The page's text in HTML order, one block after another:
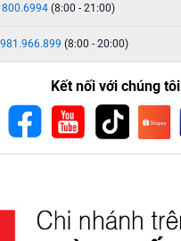
(8:00 - 21:00)
(8:00 - 20:00)
Kết nối với chúng tôi